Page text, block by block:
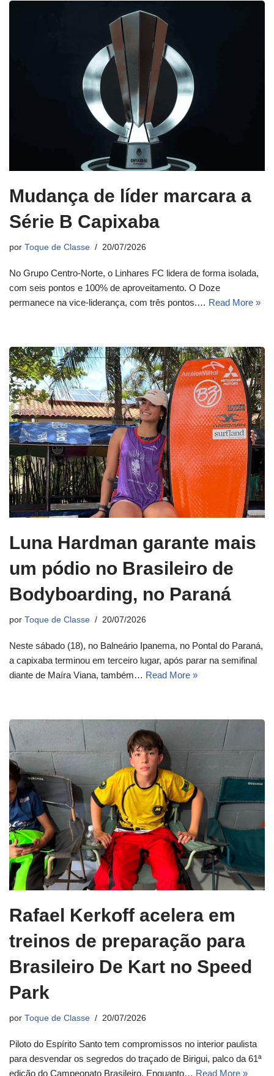
Mudança de líder marcara a
Série B Capixaba
por Toque de Classe 20/07/2026
No Grupo Centro-Norte, o Linhares FC lidera de forma isolada,
com seis pontos e 100% de aproveitamento. O Doze
permanece na vice-liderança, com três pontos.… Read More »
Luna Hardman garante mais
um pódio no Brasileiro de
Bodyboarding, no Paraná
por Toque de Classe 20/07/2026
Neste sábado (18), no Balneário Ipanema, no Pontal do Paraná,
a capixaba terminou em terceiro lugar, após parar na semifinal
diante de Maíra Viana, também… Read More »
Rafael Kerkoff acelera em
treinos de preparação para
Brasileiro De Kart no Speed
Park
por Toque de Classe 20/07/2026
Piloto do Espírito Santo tem compromissos no interior paulista
para desvendar os segredos do traçado de Birigui, palco da 61ª
edição do Campeonato Brasileiro. Enquanto… Read More »